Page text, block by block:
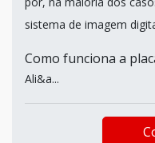
sistema de imagem
Como funciona a
Ali&a...